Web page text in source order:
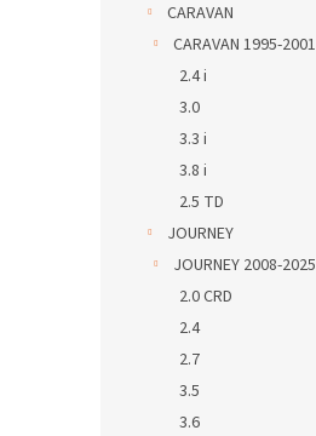
CARAVAN
CARAVAN 1995-2001
2.4 i
3.0
3.3 i
3.8 i
2.5 TD
JOURNEY
JOURNEY 2008-2025
2.0 CRD
2.4
2.7
3.5
3.6